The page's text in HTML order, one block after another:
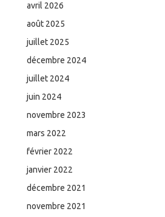
avril 2026
août 2025
juillet 2025
décembre 2024
juillet 2024
juin 2024
novembre 2023
mars 2022
février 2022
janvier 2022
décembre 2021
novembre 2021